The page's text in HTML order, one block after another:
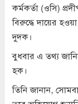
কর্মকর্তা (ওসি)
বিরুদ্ধে দায়ের
দুদক।
বুধবার এ তথ্য
হক।
তিনি জানান,